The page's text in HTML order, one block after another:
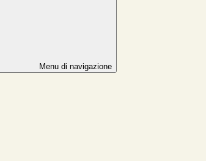
Menu di navigazione